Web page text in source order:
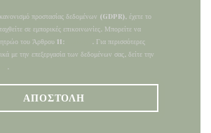
προστασίας δεδομένων (GDPR), έχετε το
σε εμπορικές επικοινωνίες. Μπορείτε να
του Άρθρου 11:
. Για περισσότερες
με την επεξεργασία των δεδομένων σας, δείτε την